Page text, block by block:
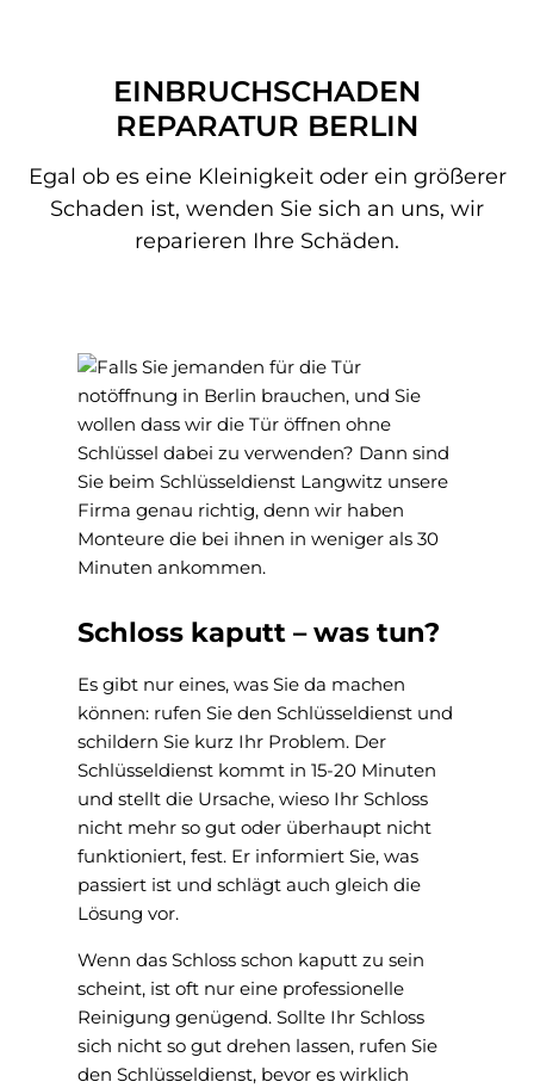
EINBRUCHSCHADEN
REPARATUR BERLIN
Egal ob es eine Kleinigkeit oder ein größerer
Schaden ist, wenden Sie sich an uns, wir
reparieren Ihre Schäden.
Schloss kaputt – was tun?
Es gibt nur eines, was Sie da machen
können: rufen Sie den Schlüsseldienst und
schildern Sie kurz Ihr Problem. Der
Schlüsseldienst kommt in 15-20 Minuten
und stellt die Ursache, wieso Ihr Schloss
nicht mehr so gut oder überhaupt nicht
funktioniert, fest. Er informiert Sie, was
passiert ist und schlägt auch gleich die
Lösung vor.
Wenn das Schloss schon kaputt zu sein
scheint, ist oft nur eine professionelle
Reinigung genügend. Sollte Ihr Schloss
sich nicht so gut drehen lassen, rufen Sie
den Schlüsseldienst, bevor es wirklich